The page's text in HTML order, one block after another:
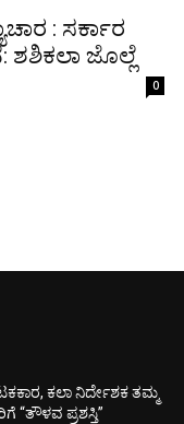
: ಸರ್ಕಾರ
ಶಶಿಕಲಾ ಜೊಲ್ಲೆ
0
ಕಲಾ ನಿರ್ದೇಶಕ ತಮ್ಮ
“ತೌಳವ ಪ್ರಶಸ್ತಿ”